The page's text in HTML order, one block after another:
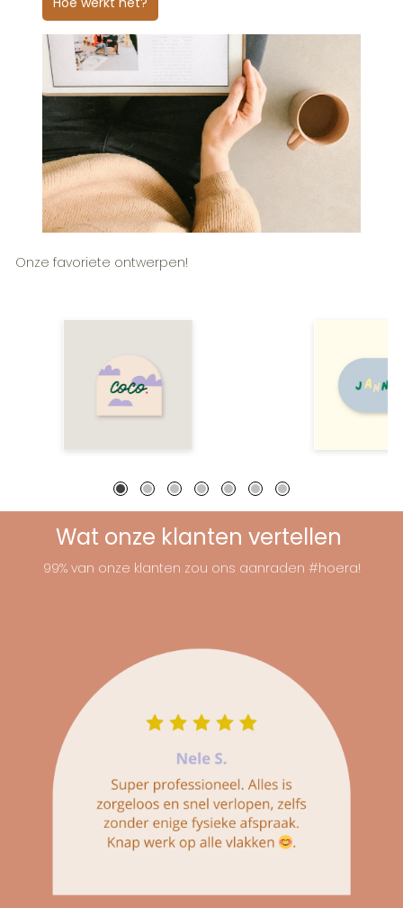
Onze favoriete ontwerpen!
Geboortekaartje met schattige wolkjes
Geboortekaartje met
Wat onze klanten vertellen
99% van onze klanten zou ons aanraden #hoera!